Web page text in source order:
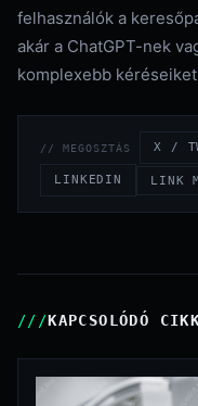
felhasználók a
akár a ChatGPT-nek
komplexebb
// MEGOSZTÁS X /
LINKEDIN LINK
KAPCSOLÓDÓ